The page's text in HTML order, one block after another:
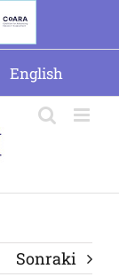
English
Sonraki